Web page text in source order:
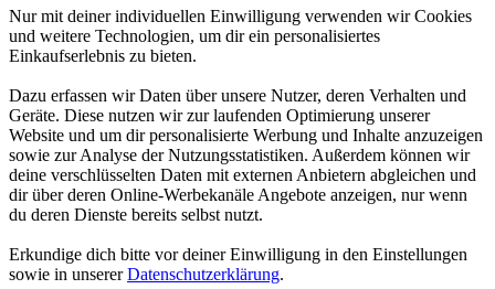
Nur mit deiner individuellen Einwilligung verwenden wir Cookies
und weitere Technologien, um dir ein personalisiertes
Einkaufserlebnis zu bieten.
Dazu erfassen wir Daten über unsere Nutzer, deren Verhalten und
Geräte. Diese nutzen wir zur laufenden Optimierung unserer
Website und um dir personalisierte Werbung und Inhalte anzuzeigen
sowie zur Analyse der Nutzungsstatistiken. Außerdem können wir
deine verschlüsselten Daten mit externen Anbietern abgleichen und
dir über deren Online-Werbekanäle Angebote anzeigen, nur wenn
du deren Dienste bereits selbst nutzt.
Erkundige dich bitte vor deiner Einwilligung in den Einstellungen
sowie in unsererDatenschutzerklärung.